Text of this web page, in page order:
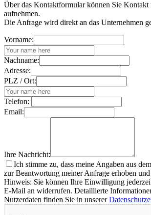
Über das Kontaktformular können Sie Kontakt
aufnehmen.
Die Anfrage wird direkt an das Unternehmen
Vorname:
Nachname:
Adresse:
PLZ / Ort:
Telefon:
Email:
Ihre Nachricht:
Ich stimme zu, dass meine Angaben aus
zur Beantwortung meiner Anfrage erhoben
Hinweis: Sie können Ihre Einwilligung
E-Mail an widerrufen. Detaillierte
Nutzerdaten finden Sie in unserer